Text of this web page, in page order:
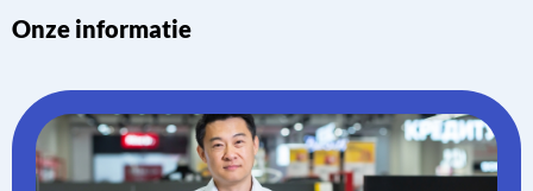
Onze informatie